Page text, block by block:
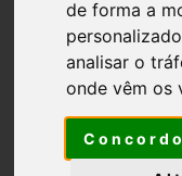
de forma a
analisar o
onde vêm os
Concordo
A gestão de
inclui o registo
caixa, ou seja,
tenham impacto
histórica),